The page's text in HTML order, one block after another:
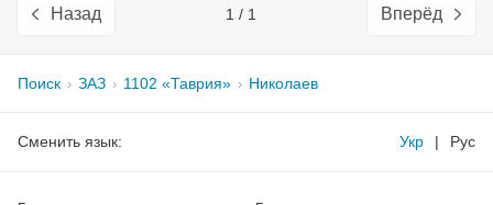
Назад 1 / 1 Вперёд
Поиск ЗАЗ 1102 «Таврия» Николаев
Сменить язык: Укр | Рус